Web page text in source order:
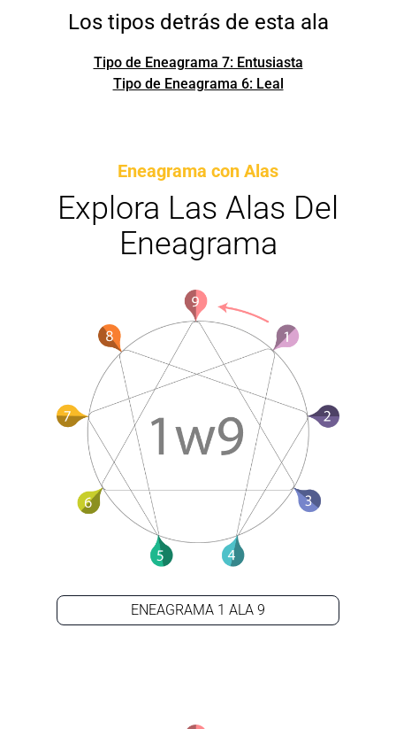
Los tipos detrás de esta ala
Tipo de Eneagrama 7: Entusiasta
Tipo de Eneagrama 6: Leal
Eneagrama con Alas
Explora Las Alas Del
Eneagrama
ENEAGRAMA 1 ALA 9